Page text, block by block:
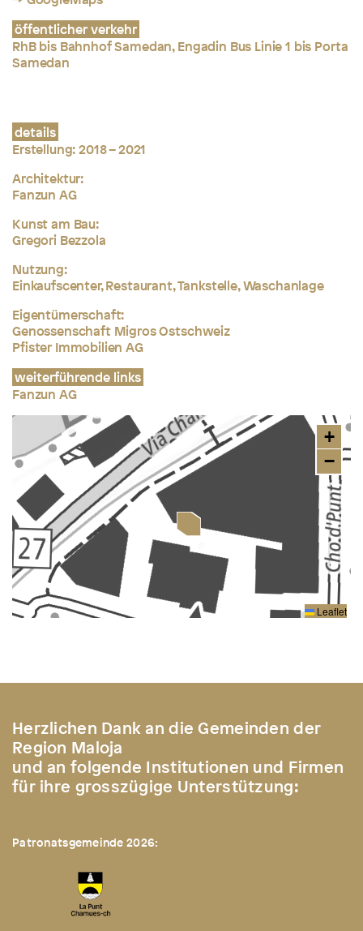
öffentlicher verkehr
RhB bis Bahnhof Samedan, Engadin Bus Linie 1 bis Porta
Samedan
details
Erstellung: 2018 – 2021
Architektur:
Fanzun AG
Kunst am Bau:
Gregori Bezzola
Nutzung:
Einkaufscenter, Restaurant, Tankstelle, Waschanlage
Eigentümerschaft:
Genossenschaft Migros Ostschweiz
Pfister Immobilien AG
weiterführende links
Fanzun AG
+
−
Leaflet
Herzlichen Dank an die Gemeinden der
Region Maloja
und an folgende Institutionen und Firmen
für ihre grosszügige Unterstützung:
Patronatsgemeinde 2026: